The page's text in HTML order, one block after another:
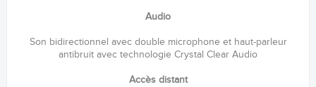
Audio
Son bidirectionnel avec double microphone et haut-parleur
antibruit avec technologie Crystal Clear Audio
Accès distant